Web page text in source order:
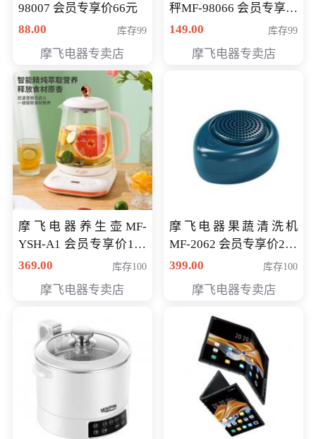
98007 会员专享价66元
88.00
库存99
摩飞电器专卖店
秤MF-98066 会员专享价
98元
149.00 库存99
摩飞电器专卖店
摩飞电器养生壶MF-
YSH-A1 会员专享价198
元
369.00 库存100
摩飞电器专卖店
摩飞电器果蔬清洗机
MF-2062 会员专享价268
元
399.00 库存100
摩飞电器专卖店